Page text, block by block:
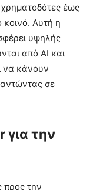
έως
κοινό. Αυτή η
υψηλής
από AI και
να κάνουν
σε
για την
προς την